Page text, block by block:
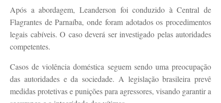
Após a abordagem, Leanderson foi conduzido à Central de
Flagrantes de Parnaíba, onde foram adotados os procedimentos
legais cabíveis. O caso deverá ser investigado pelas autoridades
competentes.
Casos de violência doméstica seguem sendo uma preocupação
das autoridades e da sociedade. A legislação brasileira prevê
medidas protetivas e punições para agressores, visando garantir a